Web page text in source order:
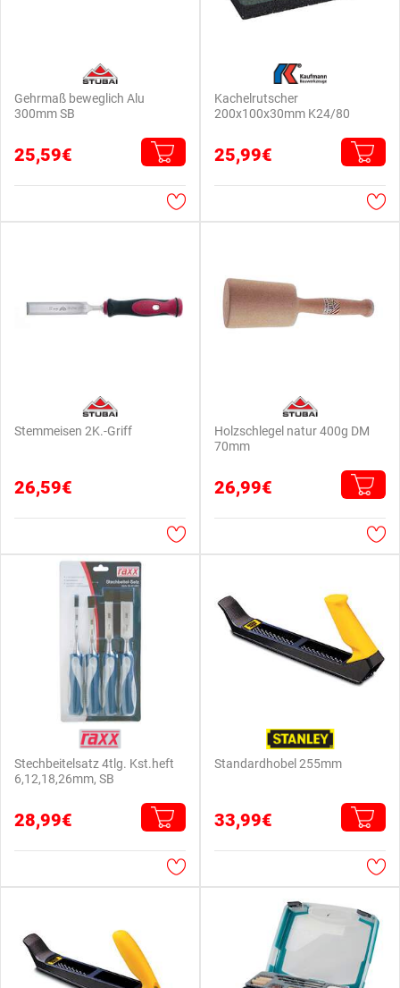
Gehrmaß beweglich Alu
300mm SB
25,59€
Kachelrutscher
200x100x30mm K24/80
25,99€
Stemmeisen 2K.-Griff
26,59€
Holzschlegel natur 400g DM
70mm
26,99€
Stechbeitelsatz 4tlg. Kst.heft
6,12,18,26mm, SB
28,99€
Standardhobel 255mm
33,99€